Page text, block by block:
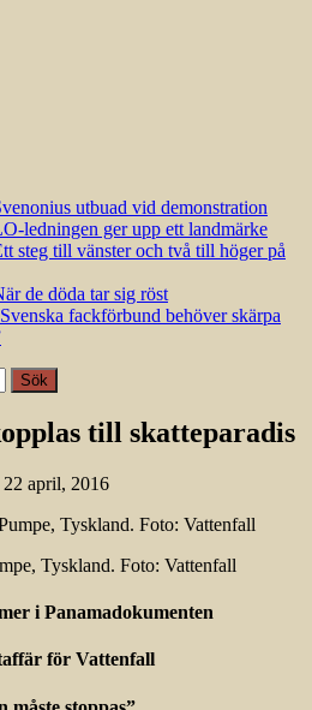
utbuad vid demonstration
ledningen ger upp ett landmärke
steg till vänster och två till höger på
de döda tar sig röst
fackförbund behöver skärpa
till skatteparadis
22 april, 2016
Tyskland. Foto: Vattenfall
i Panamadokumenten
för Vattenfall